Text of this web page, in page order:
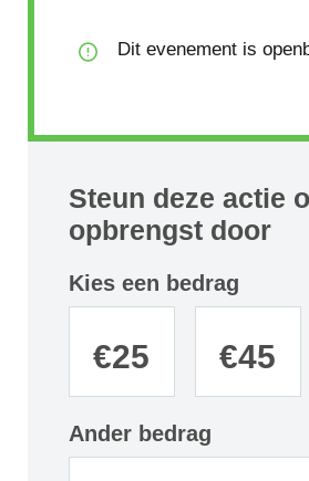
Dit evenement is
Steun deze actie
opbrengst door
Kies een bedrag
€25 €45
Ander bedrag